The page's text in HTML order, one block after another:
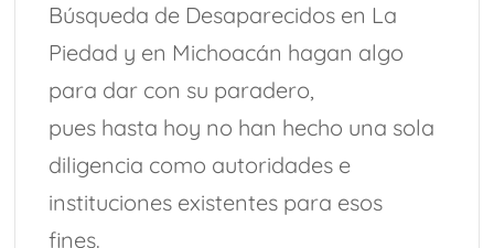
Búsqueda de Desaparecidos en La
Piedad y en Michoacán hagan algo
para dar con su paradero,
pues hasta hoy no han hecho una sola
diligencia como autoridades e
instituciones existentes para esos
fines.